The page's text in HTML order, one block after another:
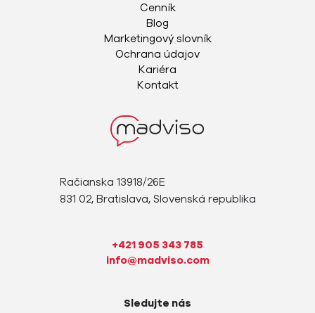
Račianska 13918/26E
831 02, Bratislava, Slovenská republika
+421 905 343 785
info@madviso.com
Cenník
Blog
Marketingový slovník
Ochrana údajov
Kariéra
Kontakt
Sledujte nás